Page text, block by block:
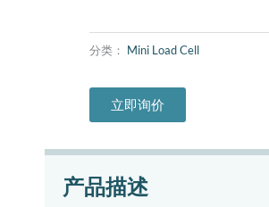
分类： Mini Load Cell
立即询价
产品描述